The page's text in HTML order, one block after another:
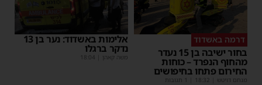
דרמה באשדוד
בחור ישיבה בן 15 נעדר
מהחוף הנפרד – כוחות
החירום פתחו בחיפושים
מנחם דויטש 18:32
אלימות באשדוד: נער בן 13
נדקר ברגלו
משה קאהן 18:04